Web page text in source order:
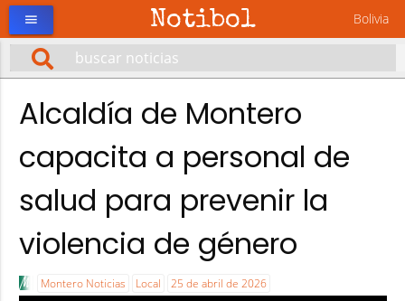
Notibol Bolivia
menu
Alcaldía de Montero
capacita a personal de
salud para prevenir la
violencia de género
Montero Noticias Local 25 de abril de 2026